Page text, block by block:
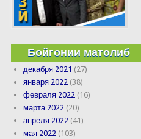
Бойгонии матолиб
декабря 2021 (27)
января 2022 (38)
февраля 2022 (16)
марта 2022 (20)
апреля 2022 (41)
мая 2022 (103)